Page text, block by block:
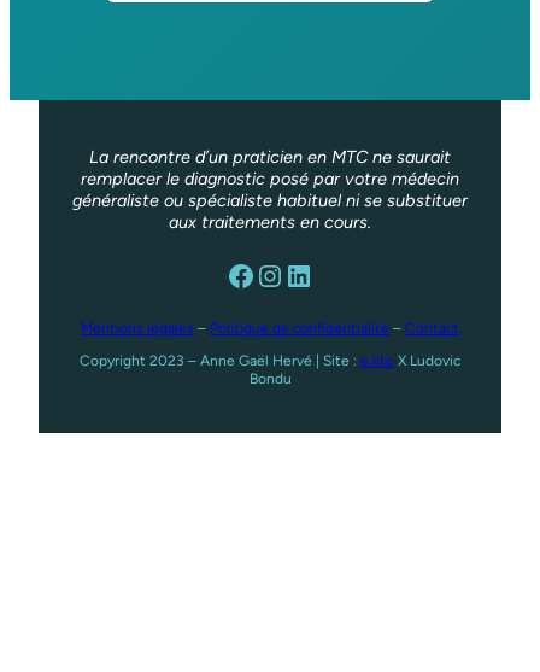
La rencontre d’un praticien en MTC ne saurait
remplacer le diagnostic posé par votre médecin
généraliste ou spécialiste habituel ni se substituer
aux traitements en cours.
Facebook
Instagram
LinkedIn
Mentions légales – Politique de confidentialité – Contact
Copyright 2023 – Anne Gaël Hervé | Site : e.lito X Ludovic
Bondu